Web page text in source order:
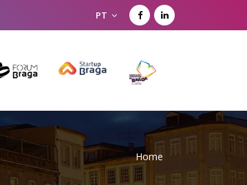
PT
Home